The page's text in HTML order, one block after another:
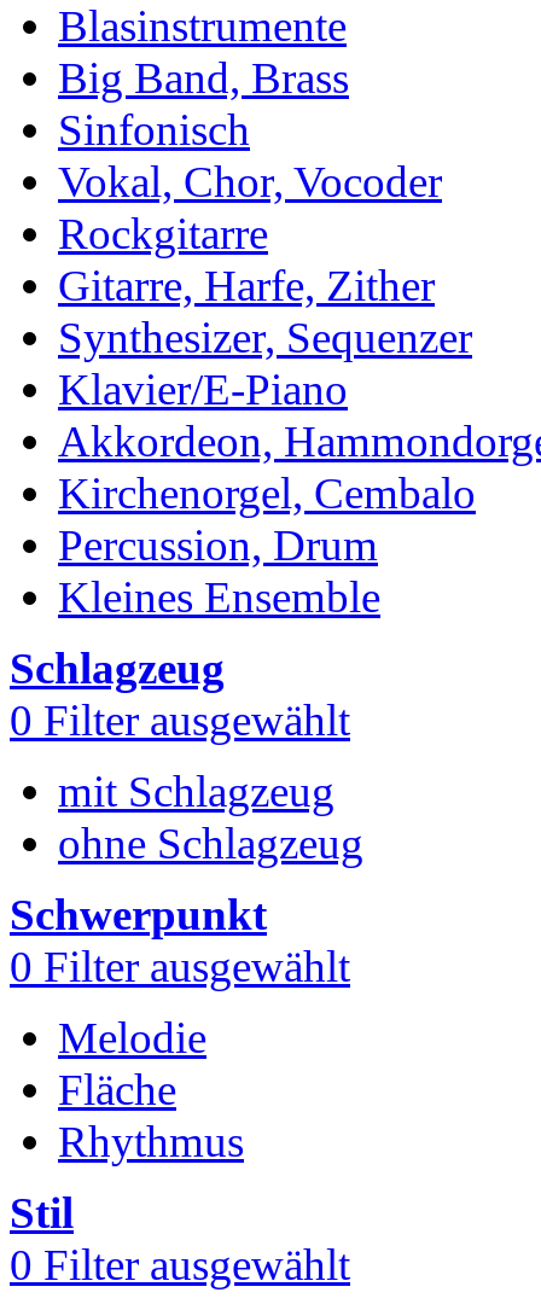
Blasinstrumente
Big Band, Brass
Sinfonisch
Vokal, Chor, Vocoder
Rockgitarre
Gitarre, Harfe, Zither
Synthesizer, Sequenzer
Klavier/E-Piano
Akkordeon,
Kirchenorgel, Cembalo
Percussion, Drum
Kleines Ensemble
Schlagzeug
0 Filter ausgewählt
mit Schlagzeug
ohne Schlagzeug
Schwerpunkt
0 Filter ausgewählt
Melodie
Fläche
Rhythmus
Stil
0 Filter ausgewählt